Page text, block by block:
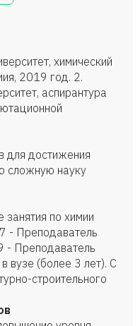
химический
2019 год. 2.
аспирантура
для достижения
сложную науку
по химии
- Преподаватель
- Преподаватель
вузе (более 3 лет). С
строительного